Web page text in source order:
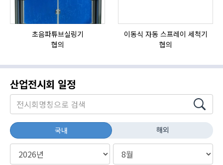
초음파튜브실링기
협의
이동식 자동 스프레이 세척기
협의
산업전시회 일정
국내 해외